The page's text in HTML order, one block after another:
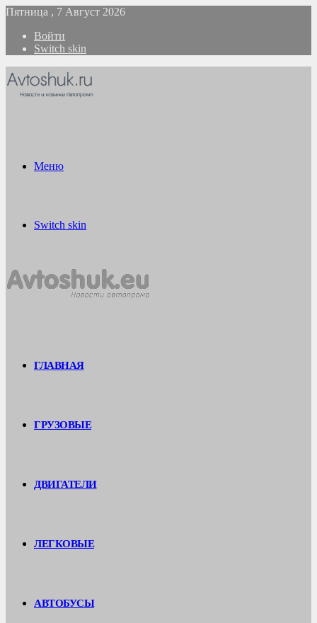
Пятница , 7 Август 2026
Войти
Switch skin
Меню
Switch skin
ГЛАВНАЯ
ГРУЗОВЫЕ
ДВИГАТЕЛИ
ЛЕГКОВЫЕ
АВТОБУСЫ